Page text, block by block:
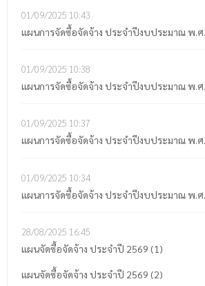
01/09/2025 10:43
แผนการจัดซื้อจัดจ้าง ประจำปีงบประมาณ พ.ศ
01/09/2025 10:38
แผนการจัดซื้อจัดจ้าง ประจำปีงบประมาณ พ.ศ
01/09/2025 10:37
แผนการจัดซื้อจัดจ้าง ประจำปีงบประมาณ พ.ศ
01/09/2025 10:34
แผนการจัดซื้อจัดจ้าง ประจำปีงบประมาณ พ.ศ
28/08/2025 16:45
แผนจัดซื้อจัดจ้าง ประจำปี 2569 (1)
แผนจัดซื้อจัดจ้าง ประจำปี 2569 (2)